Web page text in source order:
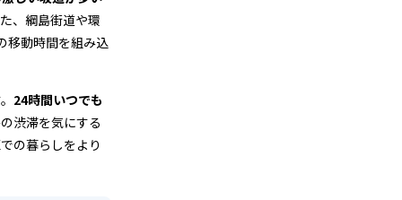
、綱島街道や環
移動時間を組み込
24時間いつでも
渋滞を気にする
の暮らしをより